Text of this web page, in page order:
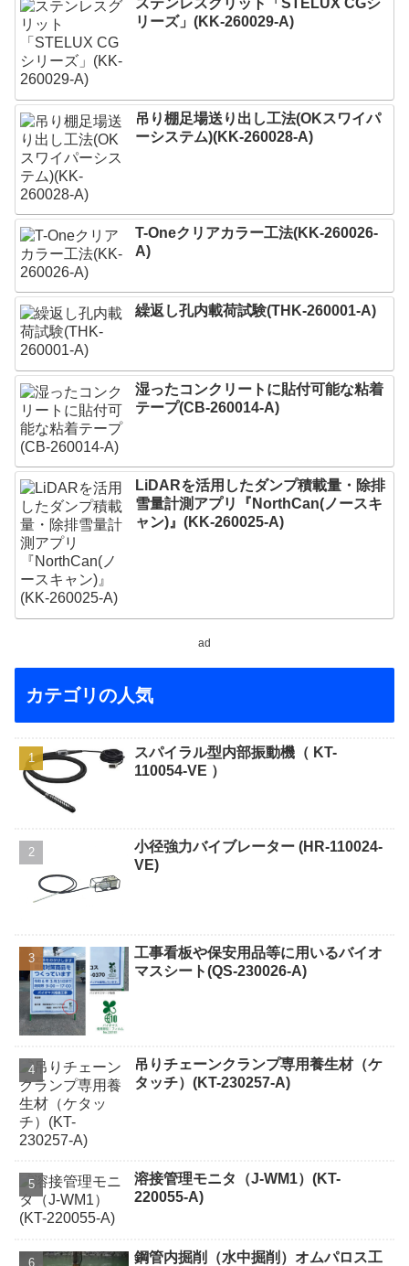
ステンレスグリット「STELUX CGシ
リーズ」(KK-260029-A)
吊り棚足場送り出し工法(OKスワイパ
ーシステム)(KK-260028-A)
T-Oneクリアカラー工法(KK-260026-
A)
繰返し孔内載荷試験(THK-260001-A)
湿ったコンクリートに貼付可能な粘着
テープ(CB-260014-A)
LiDARを活用したダンプ積載量・除排
雪量計測アプリ『NorthCan(ノースキ
ャン)』(KK-260025-A)
ad
カテゴリの人気
スパイラル型内部振動機（ KT-
110054-VE ）
小径強力バイブレーター (HR-110024-
VE)
工事看板や保安用品等に用いるバイオ
マスシート(QS-230026-A)
吊りチェーンクランプ専用養生材（ケ
タッチ）(KT-230257-A)
溶接管理モニタ（J-WM1）(KT-
220055-A)
鋼管内掘削（水中掘削）オムパロス工